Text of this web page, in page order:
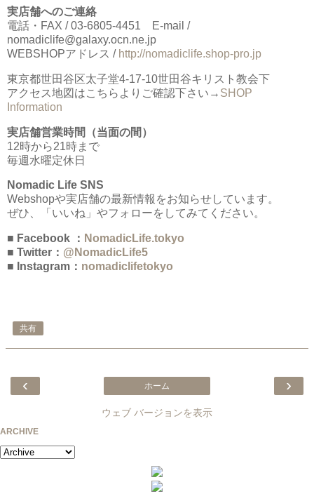
実店舗へのご連絡
電話・FAX / 03-6805-4451 E-mail /
nomadiclife@galaxy.ocn.ne.jp
WEBSHOPアドレス / http://nomadiclife.shop-pro.jp
東京都世田谷区太子堂4-17-10世田谷キリスト教会下
アクセス地図はこちらよりご確認下さい→ SHOP
Information
実店舗営業時間（当面の間）
12時から21時まで
毎週水曜定休日
Nomadic Life SNS
Webshopや実店舗の最新情報をお知らせしています。
ぜひ、「いいね」やフォローをしてみてください。
■ Facebook ： NomadicLife.tokyo
■ Twitter： @NomadicLife5
■ Instagram： nomadiclifetokyo
共有
‹ ›
ホーム
ウェブ バージョンを表示
ARCHIVE